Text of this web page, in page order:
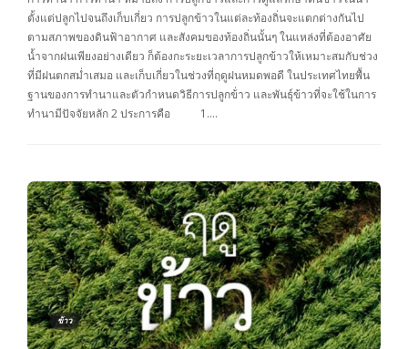
ตั้งแต่ปลูกไปจนถึงเก็บเกี่ยว การปลูกข้าวในแต่ละท้องถิ่นจะแตกต่างกันไป
ตามสภาพของดินฟ้าอากาศ และสังคมของท้องถิ่นนั้นๆ ในแหล่งที่ต้องอาศัย
น้ำจากฝนเพียงอย่างเดียว ก็ต้องกะระยะเวลาการปลูกข้าวให้เหมาะสมกับช่วง
ที่มีฝนตกสม่ำเสมอ และเก็บเกี่ยวในช่วงที่ฤดูฝนหมดพอดี ในประเทศไทยพื้น
ฐานของการทำนาและตัวกำหนดวิธีการปลูกข้่าว และพันธุ์ข้าวที่จะใช้ในการ
ทำนามีปัจจัยหลัก 2 ประการคือ 1….
ข้าว